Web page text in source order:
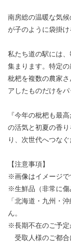
南房総の温暖な気
が子のように袋掛け
私たち道の駅には
集まります。特定
枇杷を複数の農家
アしたものだけをパ
『今年の枇杷も最
の活気と初夏の香
り、次世代へつな
【注意事項】
※画像はイメージで
※生鮮品（非常に傷
「北海道・九州・
ん。
※長期不在のご予定
受取人様のご都合